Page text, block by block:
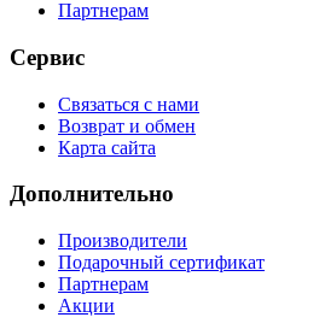
Партнерам
Сервис
Связаться с нами
Возврат и обмен
Карта сайта
Дополнительно
Производители
Подарочный сертификат
Партнерам
Акции